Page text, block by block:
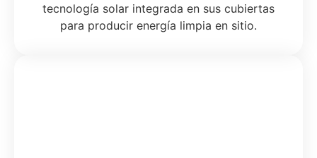
tecnología solar integrada en sus cubiertas
para producir energía limpia en sitio.